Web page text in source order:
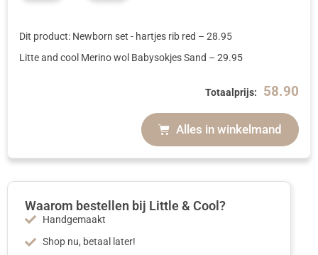
Totaalprijs: 58.90
Alles in winkelmand
Dit product: Newborn set - hartjes rib red – 28.95
Litte and cool Merino wol Babysokjes Sand – 29.95
Waarom bestellen bij Little & Cool?
Handgemaakt
Shop nu, betaal later!